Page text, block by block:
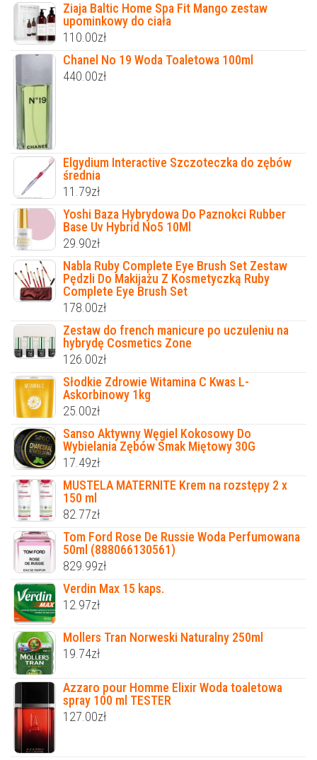
Ziaja Baltic Home Spa Fit Mango zestaw
upominkowy do ciała
110.00zł
Chanel No 19 Woda Toaletowa 100ml
440.00zł
Elgydium Interactive Szczoteczka do zębów
średnia
11.79zł
Yoshi Baza Hybrydowa Do Paznokci Rubber
Base Uv Hybrid No5 10Ml
29.90zł
Nabla Ruby Complete Eye Brush Set Zestaw
Pędzli Do Makijażu Z Kosmetyczką Ruby
Complete Eye Brush Set
178.00zł
Zestaw do french manicure po uczuleniu na
hybrydę Cosmetics Zone
126.00zł
Słodkie Zdrowie Witamina C Kwas L-
Askorbinowy 1kg
25.00zł
Sanso Aktywny Węgiel Kokosowy Do
Wybielania Zębów Smak Miętowy 30G
17.49zł
MUSTELA MATERNITE Krem na rozstępy 2 x
150 ml
82.77zł
Tom Ford Rose De Russie Woda Perfumowana
50ml (888066130561)
829.99zł
Verdin Max 15 kaps.
12.97zł
Mollers Tran Norweski Naturalny 250ml
19.74zł
Azzaro pour Homme Elixir Woda toaletowa
spray 100 ml TESTER
127.00zł